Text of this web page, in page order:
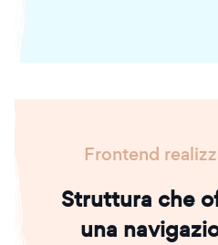
Frontend
Struttura che
una